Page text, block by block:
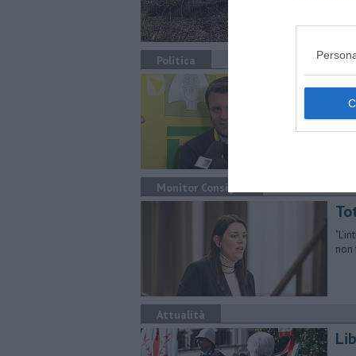
Politica
Il
Monitor Consiglio
non
Attualità